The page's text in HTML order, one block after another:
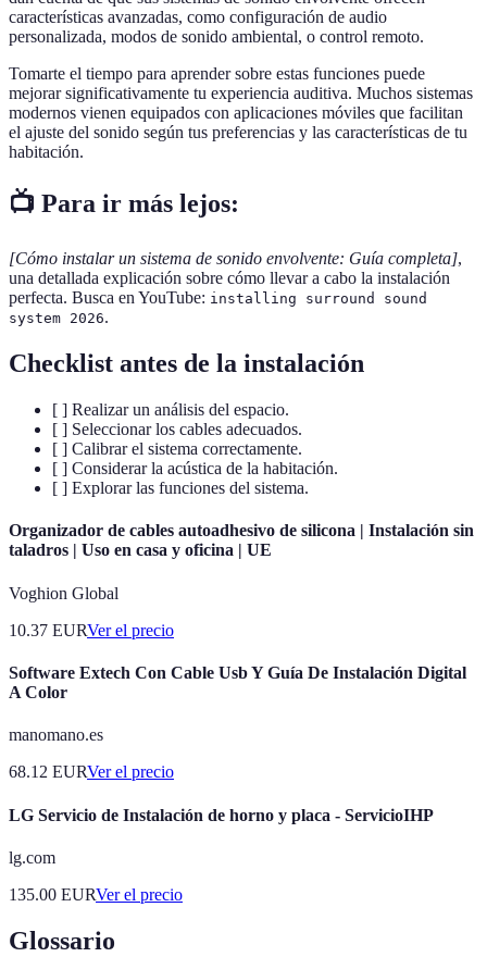
características avanzadas, como configuración de audio
personalizada, modos de sonido ambiental, o control remoto.
Tomarte el tiempo para aprender sobre estas funciones puede
mejorar significativamente tu experiencia auditiva. Muchos sistemas
modernos vienen equipados con aplicaciones móviles que facilitan
el ajuste del sonido según tus preferencias y las características de tu
habitación.
📺 Para ir más lejos:
[Cómo instalar un sistema de sonido envolvente: Guía completa],
una detallada explicación sobre cómo llevar a cabo la instalación
perfecta. Busca en YouTube: installing surround sound
system 2026.
Checklist antes de la instalación
[ ] Realizar un análisis del espacio.
[ ] Seleccionar los cables adecuados.
[ ] Calibrar el sistema correctamente.
[ ] Considerar la acústica de la habitación.
[ ] Explorar las funciones del sistema.
Organizador de cables autoadhesivo de silicona | Instalación sin
taladros | Uso en casa y oficina | UE
Voghion Global
10.37 EURVer el precio
Software Extech Con Cable Usb Y Guía De Instalación Digital
A Color
manomano.es
68.12 EURVer el precio
LG Servicio de Instalación de horno y placa - ServicioIHP
lg.com
135.00 EURVer el precio
Glossario